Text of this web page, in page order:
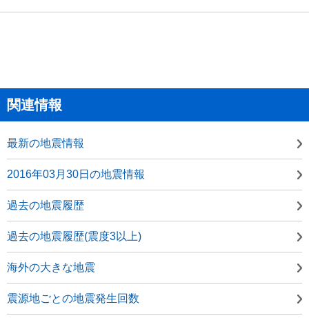
関連情報
最新の地震情報
2016年03月30日の地震情報
過去の地震履歴
過去の地震履歴(震度3以上)
海外の大きな地震
震源地ごとの地震発生回数